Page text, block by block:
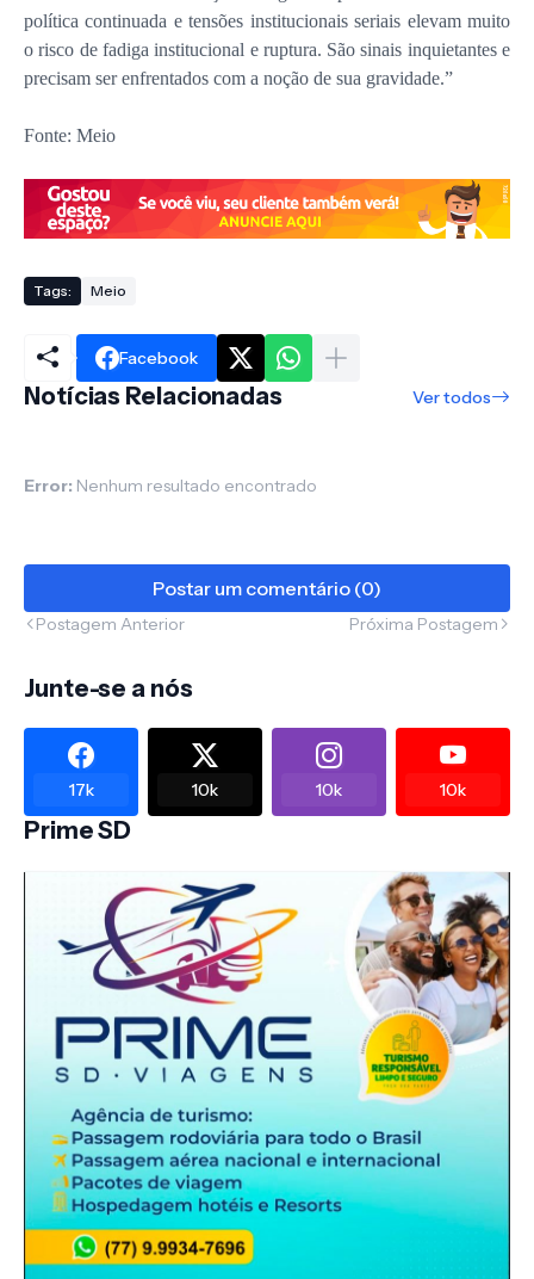
política continuada e tensões institucionais seriais elevam muito
o risco de fadiga institucional e ruptura. São sinais inquietantes e
precisam ser enfrentados com a noção de sua gravidade.”
Fonte: Meio
Tags: Meio
Facebook
Notícias Relacionadas Ver todos
Error: Nenhum resultado encontrado
Postar um comentário (0)
Postagem Anterior Próxima Postagem
Junte-se a nós
17k 10k 10k 10k
Prime SD